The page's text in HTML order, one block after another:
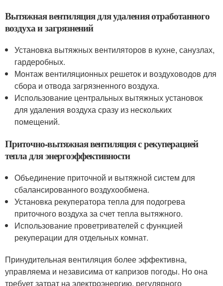
Вытяжная вентиляция для удаления отработанного
воздуха и загрязнений
Установка вытяжных вентиляторов в кухне, санузлах,
гардеробных.
Монтаж вентиляционных решеток и воздуховодов для
сбора и отвода загрязненного воздуха.
Использование центральных вытяжных установок
для удаления воздуха сразу из нескольких
помещений.
Приточно-вытяжная вентиляция с рекуперацией
тепла для энергоэффективности
Объединение приточной и вытяжной систем для
сбалансированного воздухообмена.
Установка рекуператора тепла для подогрева
приточного воздуха за счет тепла вытяжного.
Использование проветривателей с функцией
рекуперации для отдельных комнат.
Принудительная вентиляция более эффективна,
управляема и независима от капризов погоды. Но она
требует затрат на электроэнергию, регулярного